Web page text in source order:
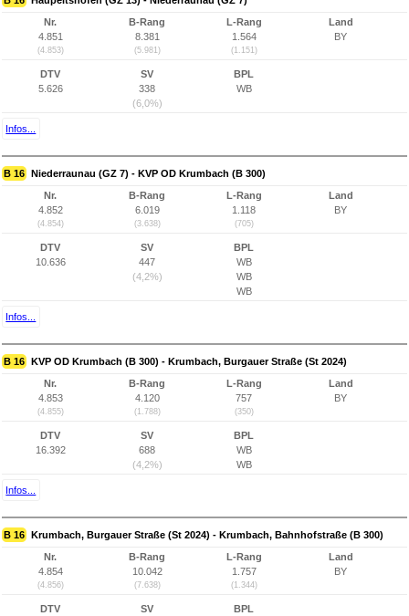
Nr.
4.851
(4.853)
B-Rang
8.381
(5.981)
L-Rang
1.564
(1.151)
Land
BY
DTV
5.626
SV
338
(6,0%)
BPL
WB
Infos...
B 16 Niederraunau (GZ 7) - KVP OD Krumbach (B 300)
Nr.
4.852
(4.854)
B-Rang
6.019
(3.638)
L-Rang
1.118
(705)
Land
BY
DTV
10.636
SV
447
(4,2%)
BPL
WB
WB
WB
Infos...
B 16 KVP OD Krumbach (B 300) - Krumbach, Burgauer Straße (St 2024)
Nr.
4.853
(4.855)
B-Rang
4.120
(1.788)
L-Rang
757
(350)
Land
BY
DTV
16.392
SV
688
(4,2%)
BPL
WB
WB
Infos...
B 16 Krumbach, Burgauer Straße (St 2024) - Krumbach, Bahnhofstraße (B 300)
Nr.
4.854
(4.856)
B-Rang
10.042
(7.638)
L-Rang
1.757
(1.344)
Land
BY
DTV
SV
BPL